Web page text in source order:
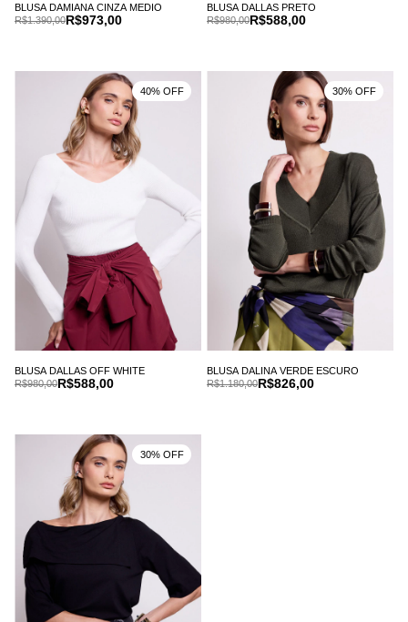
BLUSA DAMIANA CINZA MEDIO
R$973,00
R$1.390,00
BLUSA DALLAS PRETO
R$588,00
R$980,00
BLUSA DALLAS OFF WHITE
R$588,00
R$980,00
40% OFF
BLUSA DALINA VERDE ESCURO
R$826,00
R$1.180,00
30% OFF
30% OFF